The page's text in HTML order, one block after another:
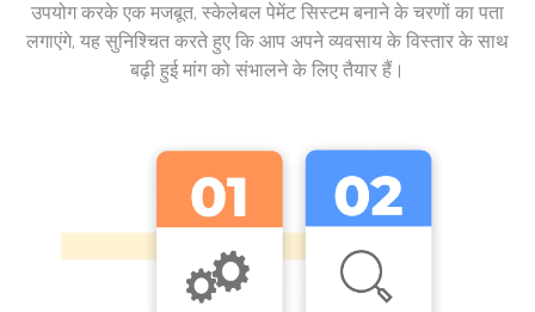
उपयोग करके एक मजबूत, स्केलेबल पेमेंट सिस्टम बनाने के चरणों का पता
लगाएंगे, यह सुनिश्चित करते हुए कि आप अपने व्यवसाय के विस्तार के साथ
बढ़ी हुई मांग को संभालने के लिए तैयार हैं।